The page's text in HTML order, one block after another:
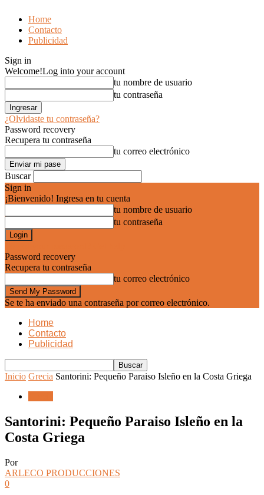
Home
Contacto
Publicidad
Sign in
Welcome!Log into your account
tu nombre de usuario
tu contraseña
¿Olvidaste tu contraseña?
Password recovery
Recupera tu contraseña
tu correo electrónico
Buscar
Sign in
¡Bienvenido! Ingresa en tu cuenta
tu nombre de usuario
tu contraseña
Password recovery
Recupera tu contraseña
tu correo electrónico
Se te ha enviado una contraseña por correo electrónico.
Home
Contacto
Publicidad
Inicio Grecia Santorini: Pequeño Paraiso Isleño en la Costa Griega
Santorini: Pequeño Paraiso Isleño en la
Costa Griega
Por
ARLECO PRODUCCIONES
0